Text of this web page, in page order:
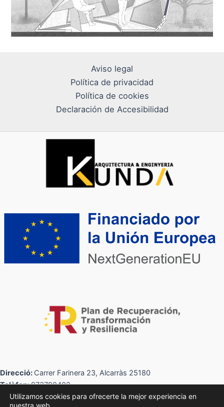
Aviso legal
Política de privacidad
Política de cookies
Declaración de Accesibilidad
Direcció: Carrer Farinera 23, Alcarràs 25180
Telèfon:973790402
Correu:info@kundaworks.com
Utilizamos cookies para ofrecerte la mejor experiencia en
nuestra web.